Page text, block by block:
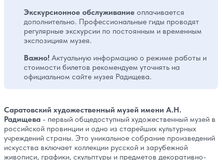
Экскурсионное обслуживание оплачивается
дополнительно. Профессиональные гиды проводят
регулярные экскурсии по постоянным и временным
экспозициям музея.
Важно! Актуальную информацию о режиме работы и
стоимости билетов рекомендуем уточнять на
официальном сайте музея Радищева.
Саратовский художественный музей имени А.Н.
Радищева - первый общедоступный художественный музей в
российской провинции и одно из старейших культурных
учреждений страны. Это уникальное собрание произведений
искусства включает коллекции русской и зарубежной
живописи, графики, скульптуры и предметов декоративно-